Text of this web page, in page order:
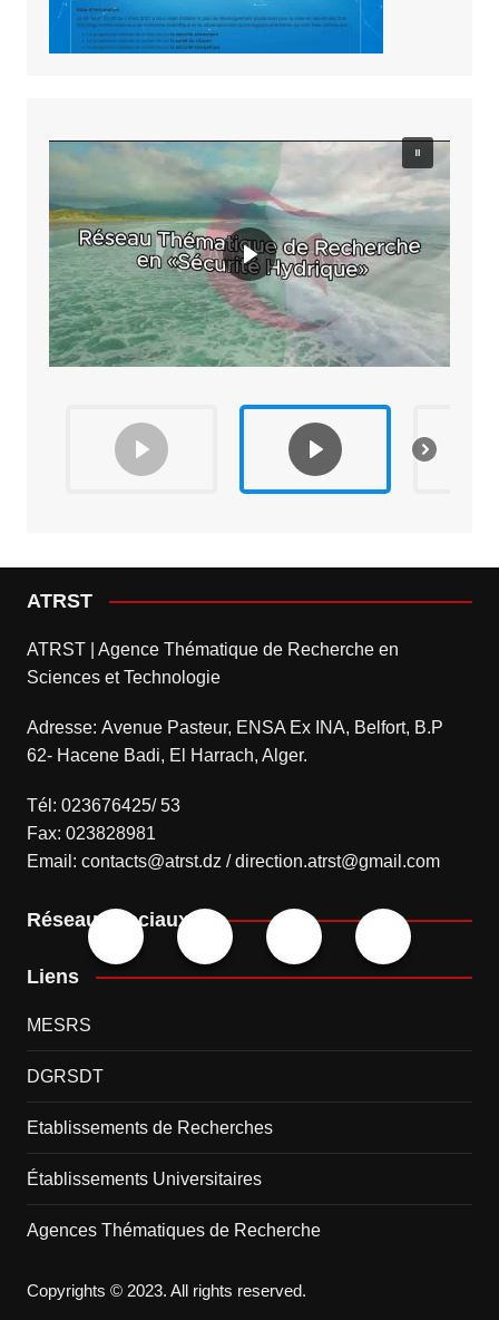
ATRST
ATRST | Agence Thématique de Recherche en
Sciences et Technologie
Adresse: Avenue Pasteur, ENSA Ex INA, Belfort, B.P
62- Hacene Badi, El Harrach, Alger.
Tél: 023676425/ 53
Fax: 023828981
Email: contacts@atrst.dz / direction.atrst@gmail.com
Réseaux sociaux
Liens
MESRS
DGRSDT
Etablissements de Recherches
Établissements Universitaires
Agences Thématiques de Recherche
Copyrights © 2023. All rights reserved.